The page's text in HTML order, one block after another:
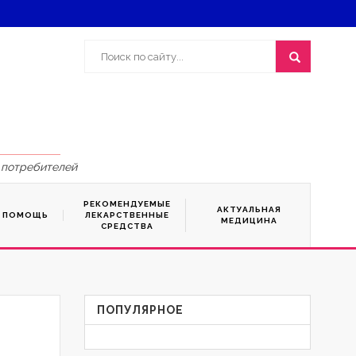
ПОМОЩЬ
РЕКОМЕНДУЕМЫЕ
ЛЕКАРСТВЕННЫЕ
СРЕДСТВА
АКТУАЛЬНАЯ
МЕДИЦИНА
ПОПУЛЯРНОЕ